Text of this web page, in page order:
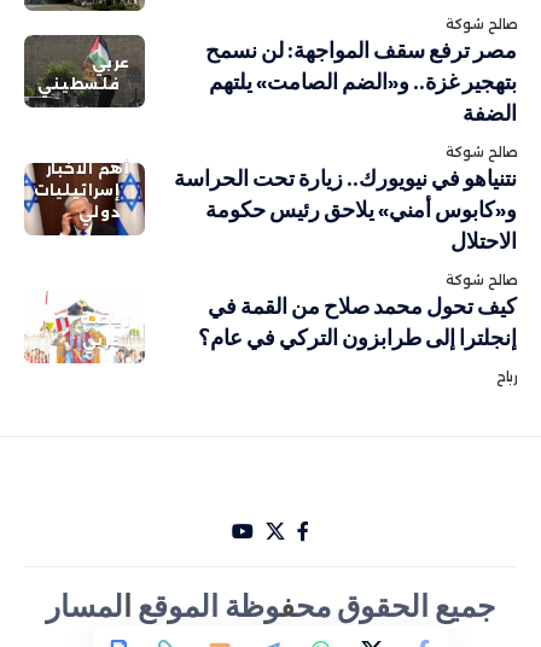
صالح شوكة
عربي
فلسطيني
مصر ترفع سقف المواجهة: لن نسمح
بتهجير غزة.. و«الضم الصامت» يلتهم
الضفة
صالح شوكة
أهم الاخبار
إسرائيليات
دولي
نتنياهو في نيويورك.. زيارة تحت الحراسة
و«كابوس أمني» يلاحق رئيس حكومة
الاحتلال
صالح شوكة
رياضة
عربي
كيف تحول محمد صلاح من القمة في
إنجلترا إلى طرابزون التركي في عام؟
رباح
جميع الحقوق محفوظة الموقع المسار